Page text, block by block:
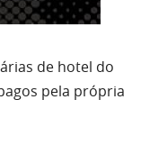
de hotel do
pela própria